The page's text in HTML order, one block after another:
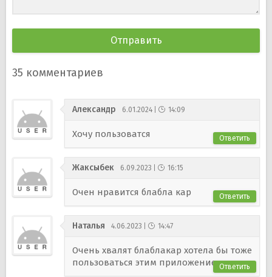
35 комментариев
Александр 6.01.2024 14:09
Хочу пользоватся Ответить
Жаксыбек 6.09.2023 16:15
Очен нравится блабла кар Ответить
Наталья 4.06.2023 14:47
Очень хвалят блаблакар хотела бы тоже
пользоваться этим приложением.Ответить